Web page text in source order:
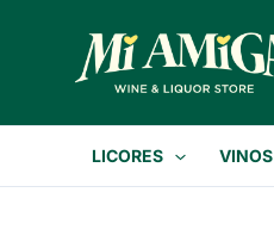
contenido
LICORES VINOS